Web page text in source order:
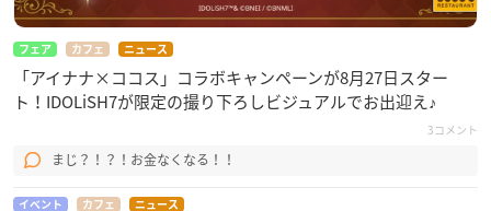
フェア カフェ ニュース
「アイナナ×ココス」コラボキャンペーンが8月27日スター
ト！IDOLiSH7が限定の撮り下ろしビジュアルでお出迎え♪
3コメント
まじ？！？！お金なくなる！！
イベント カフェ ニュース